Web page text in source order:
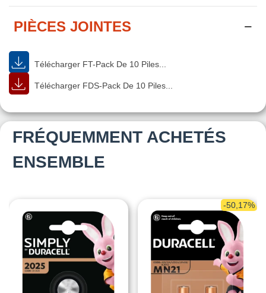
PIÈCES JOINTES
Télécharger FT-Pack De 10 Piles...
Télécharger FDS-Pack De 10 Piles...
FRÉQUEMMENT ACHETÉS
ENSEMBLE
-50,17%